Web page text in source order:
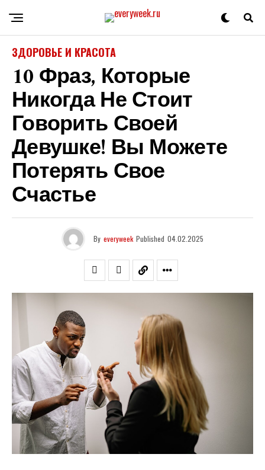
ЗДОРОВЬЕ И КРАСОТА
10 Фраз, Которые
Никогда Не Стоит
Говорить Своей
Девушке! Вы Можете
Потерять Свое
Счастье
By everyweek Published 04.02.2025